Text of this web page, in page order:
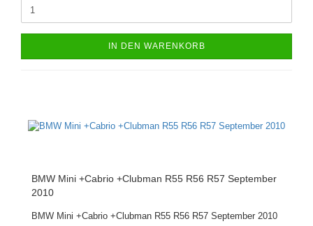
IN DEN WARENKORB
BMW Mini +Cabrio +Clubman R55 R56 R57 September
2010
BMW Mini +Cabrio +Clubman R55 R56 R57 September 2010